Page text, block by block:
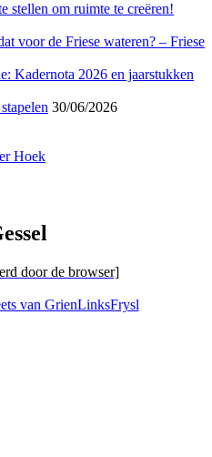
stellen om ruimte te creëren!
voor de Friese wateren? – Friese
Kadernota 2026 en jaarstukken
30/06/2026
Hoek
door de browser]
van GrienLinksFrysl